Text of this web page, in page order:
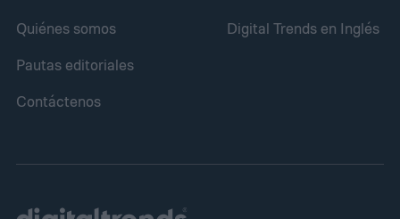
Quiénes somos
Pautas editoriales
Contáctenos
Digital Trends en Inglés